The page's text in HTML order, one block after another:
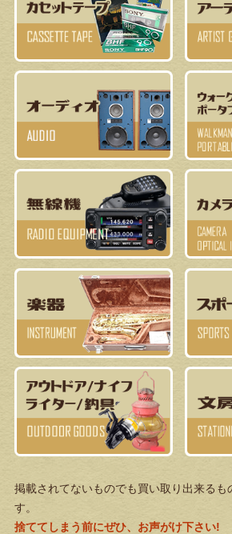
掲載されてないものでも買い取り出来るも
す。
捨ててしまう前にぜひ、お声がけ下さい!